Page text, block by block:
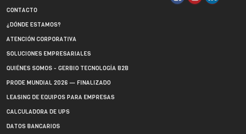
CONTACTO
¿DÓNDE ESTAMOS?
ATENCIÓN CORPORATIVA
SOLUCIONES EMPRESARIALES
QUIÉNES SOMOS - GERBIO TECNOLOGÍA B2B
PRODE MUNDIAL 2026 — FINALIZADO
LEASING DE EQUIPOS PARA EMPRESAS
CALCULADORA DE UPS
DATOS BANCARIOS